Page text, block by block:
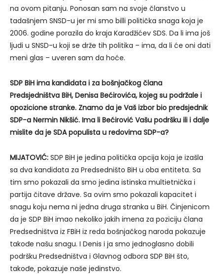
na ovom pitanju. Ponosan sam na svoje članstvo u
tadašnjem SNSD-u jer mi smo billi politička snaga koja je
2006. godine porazila do kraja Karadžićev SDS. Da li ima još
ljudi u SNSD-u koji se drže tih politika – ima, da li će oni dati
meni glas – uveren sam da hoće.
SDP BiH ima kandidata i za bošnjačkog člana
Predsjedništva BiH, Denisa Bećirovića, kojeg su podržale i
opozicione stranke. Znamo da je Vaš izbor bio predsjednik
SDP-a Nermin Nikšić. Ima li Bećirović Vašu podršku ili i dalje
mislite da je SDA populista u redovima SDP-a?
MIJATOVIĆ: SDP BiH je jedina politička opcija koja je izašla
sa dva kandidata za Predsedništo BiH u oba entiteta. Sa
tim smo pokazali da smo jedina istinska multietnička i
partija čitave države. Sa ovim smo pokazali kapacitet i
snagu koju nema ni jedna druga stranka u BiH. Činjenicom
da je SDP BiH imao nekoliko jakih imena za poziciju člana
Predsedništva iz FBiH iz reda bošnjačkog naroda pokazuje
takođe našu snagu. I Denis i ja smo jednoglasno dobili
podršku Predsedništva i Glavnog odbora SDP BiH što,
takođe, pokazuje naše jedinstvo.